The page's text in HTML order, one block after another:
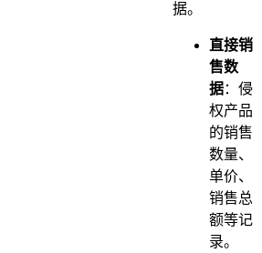
据。
直接销
售数
据：侵
权产品
的销售
数量、
单价、
销售总
额等记
录。